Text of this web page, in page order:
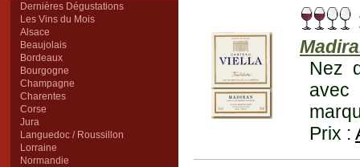
Dernières Dégustations
Les Vins du Mois
Alsace
Beaujolais
Bordeaux
Bourgogne
Champagne
Charentes
Corse
Jura
Languedoc / Roussillon
Lorraine
Normandie
Nez
avec
Prix :